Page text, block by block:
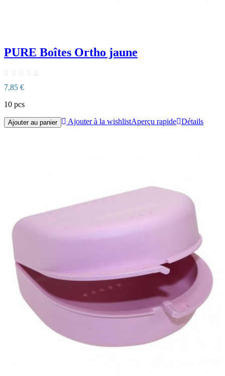
PURE Boîtes Ortho jaune
7,85 €
10 pcs
Ajouter au panier Ajouter à la wishlistAperçu rapide Détails